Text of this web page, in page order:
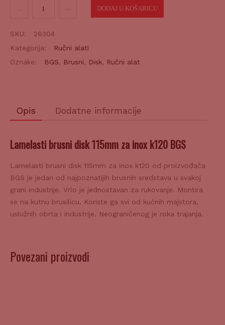
Lamelasti
inox
DODAJ U KOŠARICU
SKU:
26304
Kategorija:
Ručni alati
Oznake:
BGS, Brusni, Disk, Ručni alat
Opis Dodatne informacije
Lamelasti brusni disk 115mm za inox k120 BGS
Lamelasti brusni disk 115mm za inox k120 od proizvođača
BGS je jedan od najpoznatijih brusnih sredstava u svakoj
grani industrije. Vrlo je jednostavan za rukovanje. Montira
se na kutnu brusilicu. Koriste ga svi od kućnih majstora,
uslužnih obrta i industrije. Neograničenog je roka trajanja.
Povezani proizvodi